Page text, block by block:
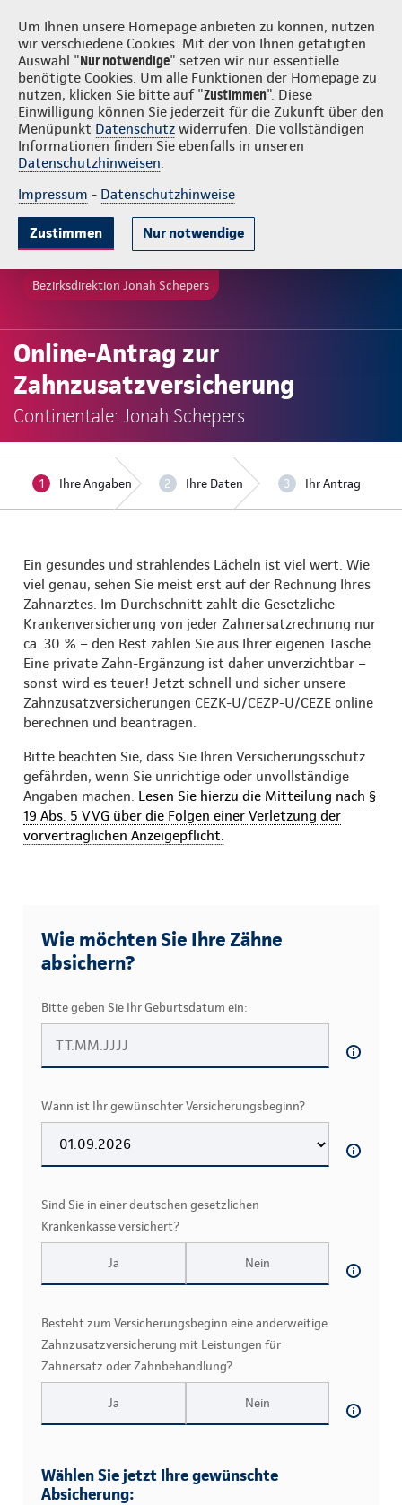
Um Ihnen unsere Homepage anbieten zu können, nutzen
wir verschiedene Cookies. Mit der von Ihnen getätigten
Auswahl "Nur notwendige" setzen wir nur essentielle
benötigte Cookies. Um alle Funktionen der Homepage zu
nutzen, klicken Sie bitte auf "Zustimmen". Diese
Einwilligung können Sie jederzeit für die Zukunft über den
Menüpunkt Datenschutz widerrufen. Die vollständigen
Informationen finden Sie ebenfalls in unseren
Datenschutzhinweisen.
Impressum - Datenschutzhinweise
Zustimmen Nur notwendige
Jonah Schepers Login
Bezirksdirektion Jonah Schepers
Online-Antrag zur
Zahnzusatzversicherung
Continentale: Jonah Schepers
Ihre Angaben Ihre Daten Ihr Antrag
Ein gesundes und strahlendes Lächeln ist viel wert. Wie
viel genau, sehen Sie meist erst auf der Rechnung Ihres
Zahnarztes. Im Durchschnitt zahlt die Gesetzliche
Krankenversicherung von jeder Zahnersatzrechnung nur
ca. 30 % – den Rest zahlen Sie aus Ihrer eigenen Tasche.
Eine private Zahn-Ergänzung ist daher unverzichtbar –
sonst wird es teuer! Jetzt schnell und sicher unsere
Zahnzusatzversicherungen CEZK-U/CEZP-U/CEZE online
berechnen und beantragen.
Bitte beachten Sie, dass Sie Ihren Versicherungsschutz
gefährden, wenn Sie unrichtige oder unvollständige
Angaben machen. Lesen Sie hierzu die Mitteilung nach §
19 Abs. 5 VVG über die Folgen einer Verletzung der
vorvertraglichen Anzeigepflicht.
Wie möchten Sie Ihre Zähne
absichern?
Bitte geben Sie Ihr Geburtsdatum ein:
Wann ist Ihr gewünschter Versicherungsbeginn?
Sind Sie in einer deutschen gesetzlichen
Krankenkasse versichert?
Ja Nein
Besteht zum Versicherungsbeginn eine anderweitige
Zahnzusatzversicherung mit Leistungen für
Zahnersatz oder Zahnbehandlung?
Ja Nein
Wählen Sie jetzt Ihre gewünschte
Absicherung: